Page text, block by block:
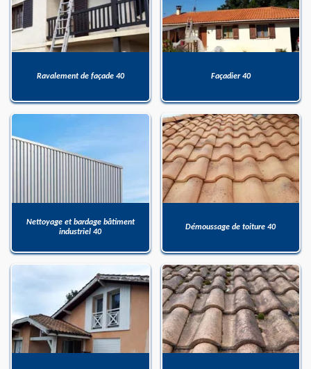
Ravalement de façade 40 Façadier 40
Nettoyage et bardage bâtiment
industriel 40
Démoussage de toiture 40